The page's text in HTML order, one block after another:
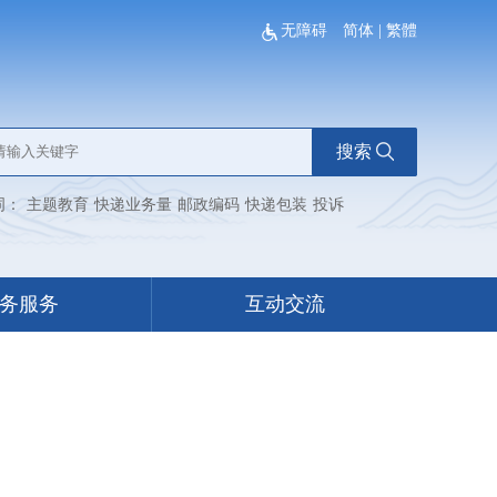
无障碍 简体 繁體
搜索
主题教育 快递业务量 邮政编码 快递包装 投诉
服务 互动交流